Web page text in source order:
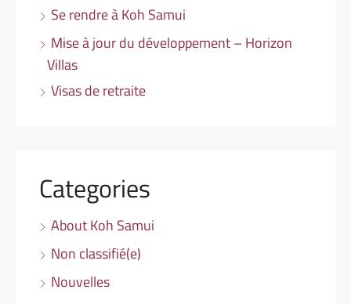
Se rendre à Koh Samui
Mise à jour du développement – Horizon
Villas
Visas de retraite
Categories
About Koh Samui
Non classifié(e)
Nouvelles